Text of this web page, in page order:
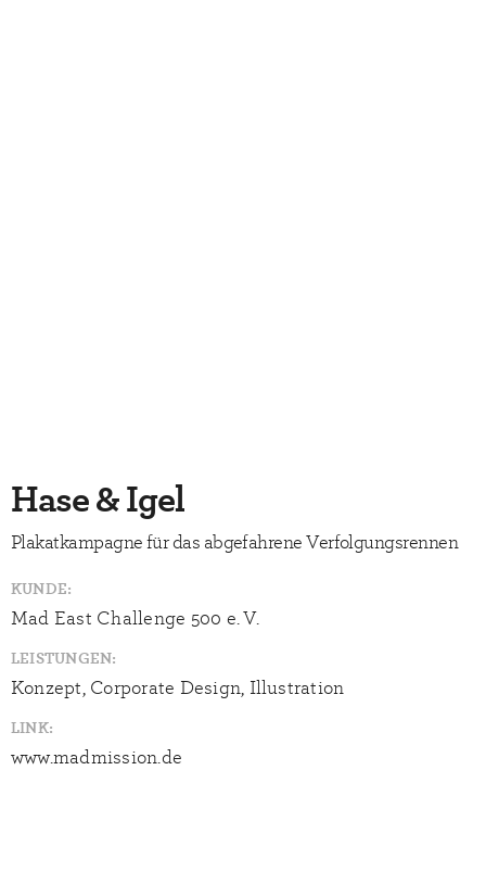
Hase & Igel
Plakatkampagne für das abgefahrene Verfolgungsrennen
KUNDE:
Mad East Challenge 500 e. V.
LEISTUNGEN:
Konzept, Corporate Design, Illustration
LINK:
www.madmission.de